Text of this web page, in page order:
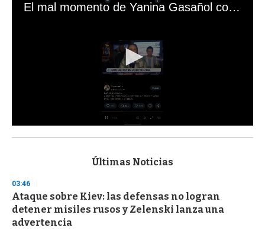
El mal momento de Yanina Gasañol con un hincha argentino en "Subrayado"
s
d
s
o
f
3
Últimas Noticias
03:46
Ataque sobre Kiev: las defensas no logran
detener misiles rusos y Zelenski lanza una
advertencia